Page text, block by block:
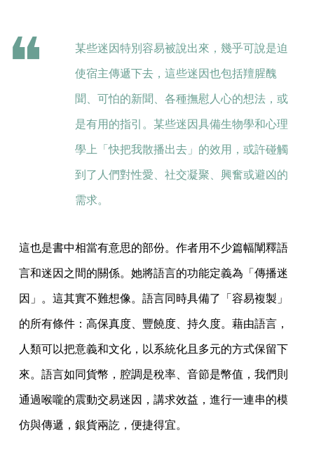
某些迷因特別容易被說出來，幾乎可說是迫
使宿主傳遞下去，這些迷因也包括羶腥醜
聞、可怕的新聞、各種撫慰人心的想法，或
是有用的指引。某些迷因具備生物學和心理
學上「快把我散播出去」的效用，或許碰觸
到了人們對性愛、社交凝聚、興奮或避凶的
需求。
這也是書中相當有意思的部份。作者用不少篇幅闡釋語
言和迷因之間的關係。她將語言的功能定義為「傳播迷
因」。這其實不難想像。語言同時具備了「容易複製」
的所有條件：高保真度、豐饒度、持久度。藉由語言，
人類可以把意義和文化，以系統化且多元的方式保留下
來。語言如同貨幣，腔調是稅率、音節是幣值，我們則
通過喉嚨的震動交易迷因，講求效益，進行一連串的模
仿與傳遞，銀貨兩訖，便捷得宜。